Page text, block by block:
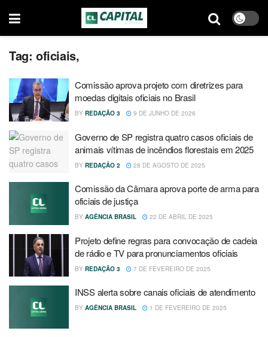
Tag: oficiais,
Comissão aprova projeto com diretrizes para
moedas digitais oficiais no Brasil
BY REDAÇÃO 3 9 DE JUNHO DE 2026
Governo de SP registra quatro casos oficiais de
animais vítimas de incêndios florestais em 2025
BY REDAÇÃO 2 28 DE AGOSTO DE 2025
Comissão da Câmara aprova porte de arma para
oficiais de justiça
BY AGÊNCIA BRASIL 22 DE ABRIL DE 2025
Projeto define regras para convocação de cadeia
de rádio e TV para pronunciamentos oficiais
BY REDAÇÃO 3 7 DE FEVEREIRO DE 2025
INSS alerta sobre canais oficiais de atendimento
BY AGÊNCIA BRASIL 1 DE FEVEREIRO DE 2025